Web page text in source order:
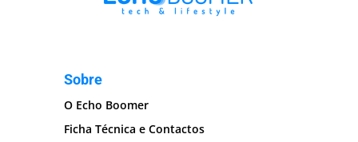
Sobre
O Echo Boomer
Ficha Técnica e Contactos